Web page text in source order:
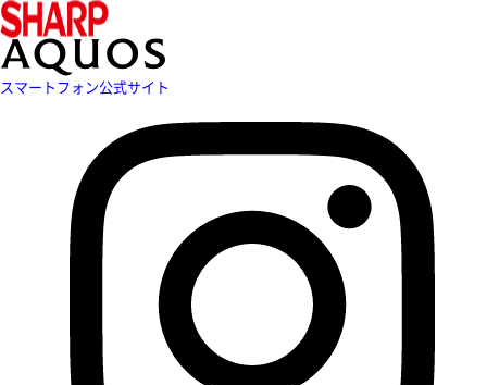
スマートフォン公式サイト